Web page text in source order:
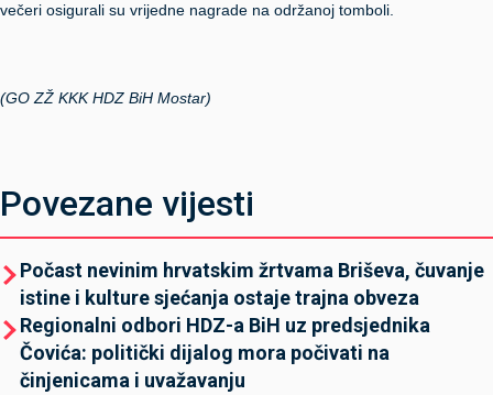
večeri osigurali su vrijedne nagrade na održanoj tomboli.
(GO ZŽ KKK HDZ BiH Mostar)
Povezane vijesti
Počast nevinim hrvatskim žrtvama Briševa, čuvanje
istine i kulture sjećanja ostaje trajna obveza
Regionalni odbori HDZ-a BiH uz predsjednika
Čovića: politički dijalog mora počivati na
činjenicama i uvažavanju